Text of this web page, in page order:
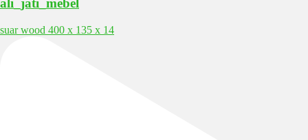
ali_jati_mebel
suar wood 400 x 135 x 14